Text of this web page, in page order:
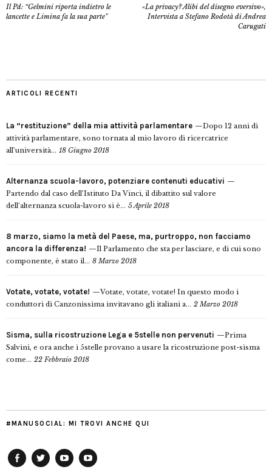
Il Pd: “Gelmini riporta indietro le
lancette e Limina fa la sua parte"
«La privacy? Alibi del disegno eversivo»,
Intervista a Stefano Rodotà di Andrea
Carugati
ARTICOLI RECENTI
La “restituzione” della mia attività parlamentare
Dopo 12 anni di
attività parlamentare, sono tornata al mio lavoro di ricercatrice
all’università... 18 Giugno 2018
Alternanza scuola-lavoro, potenziare contenuti educativi
Partendo dal caso dell’Istituto Da Vinci, il dibattito sul valore
dell’alternanza scuola-lavoro si è... 5 Aprile 2018
8 marzo, siamo la metà del Paese, ma, purtroppo, non facciamo
ancora la differenza!
Il Parlamento che sta per lasciare, e di cui sono
componente, è stato il... 8 Marzo 2018
Votate, votate, votate!
Votate, votate, votate! In questo modo i
conduttori di Canzonissima invitavano gli italiani a... 2 Marzo 2018
Sisma, sulla ricostruzione Lega e 5stelle non pervenuti
Prima
Salvini, e ora anche i 5stelle provano a usare la ricostruzione post-sisma
come... 22 Febbraio 2018
#MANUSOCIAL: MI TROVI ANCHE QUI